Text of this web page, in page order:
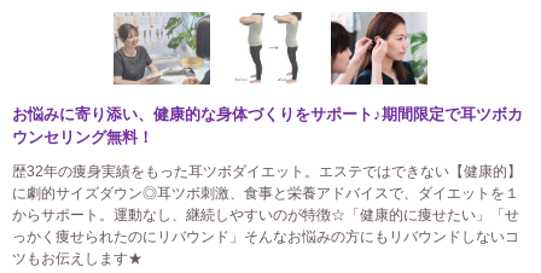
お悩みに寄り添い、健康的な身体づくりをサポート♪期間限定で耳ツボカ
ウンセリング無料！
歴32年の痩身実績をもった耳ツボダイエット。エステではできない【健康的】
に劇的サイズダウン◎耳ツボ刺激、食事と栄養アドバイスで、ダイエットを１
からサポート。運動なし、継続しやすいのが特徴☆「健康的に痩せたい」「せ
っかく痩せられたのにリバウンド」そんなお悩みの方にもリバウンドしないコ
ツもお伝えします★